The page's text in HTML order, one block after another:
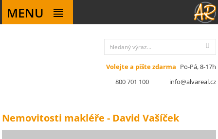
MENU
Volejte a pište zdarma Po-Pá, 8-17h
800 701 100
info@alvareal.cz
Nemovitosti makléře - David Vašíček